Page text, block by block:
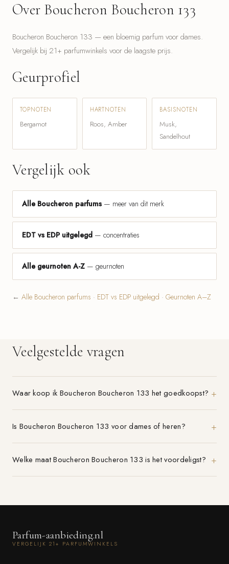
Over Boucheron Boucheron 133
Boucheron Boucheron 133 — een bloemig parfum voor dames.
Vergelijk bij 21+ parfumwinkels voor de laagste prijs.
Geurprofiel
TOPNOTEN
Bergamot
HARTNOTEN
Roos, Amber
BASISNOTEN
Musk,
Sandelhout
Vergelijk ook
Alle Boucheron parfums — meer van dit merk
EDT vs EDP uitgelegd — concentraties
Alle geurnoten A-Z — geurnoten
← Alle Boucheron parfums · EDT vs EDP uitgelegd · Geurnoten A–Z
Veelgestelde vragen
Waar koop ik Boucheron Boucheron 133 het goedkoopst?
Is Boucheron Boucheron 133 voor dames of heren?
Welke maat Boucheron Boucheron 133 is het voordeligst?
Parfum-aanbieding.nl
VERGELIJK 21+ PARFUMWINKELS